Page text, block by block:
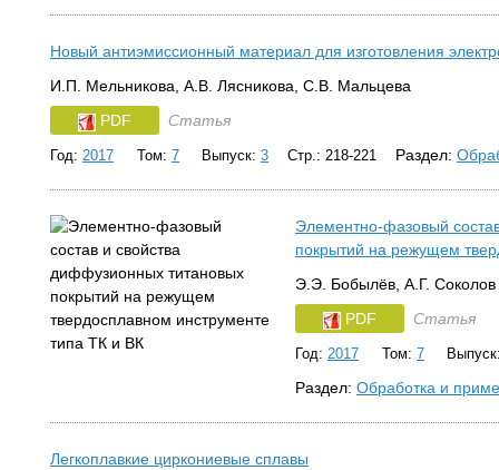
Новый антиэмиссионный материал для изготовления
И.П. Мельникова, А.В. Лясникова, С.В. Мальцева
PDF
Статья
Год: 2017 Том: 7 Выпуск: 3 Стр.: 218-221 Раздел:
Элементно-фазовый
покрытий на режущем
Э.Э. Бобылёв, А.Г. Соколов
PDF
Статья
Год: 2017 Том: 7
Раздел: Обработка и
Легкоплавкие циркониевые сплавы